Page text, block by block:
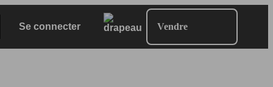
Se connecter Vendre